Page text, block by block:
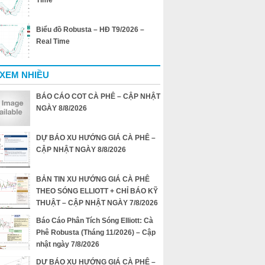
Biểu đồ Robusta – HĐ T9/2026 –
Real Time
NHIỀU
BÁO CÁO COT CÀ PHÊ – CẬP NHẬT
NGÀY 8/8/2026
DỰ BÁO XU HƯỚNG GIÁ CÀ PHÊ –
CẬP NHẬT NGÀY 8/8/2026
BẢN TIN XU HƯỚNG GIÁ CÀ PHÊ
THEO SÓNG ELLIOTT + CHỈ BÁO KỸ
THUẬT – CẬP NHẬT NGÀY 7/8/2026
Báo Cáo Phân Tích Sóng Elliott: Cà
Phê Robusta (Tháng 11/2026) – Cập
nhật ngày 7/8/2026
DỰ BÁO XU HƯỚNG GIÁ CÀ PHÊ –